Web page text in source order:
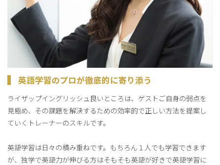
英語学習のプロが徹底的に寄り添う
ライザップイングリッシュ良いところは、ゲストご自身の弱点を
見極め、その課題を解決するための効率的で正しい方法を提案し
ていくトレーナーのスキルです。
英語学習は日々の積み重ねです。もちろん１人でも学習できます
が、独学で英語力が伸びる方はそもそも英語が好きで英語学習に